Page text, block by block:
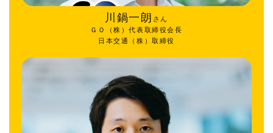
川鍋一朗 さん
ＧＯ（株）代表取締役会長
日本交通（株）取締役